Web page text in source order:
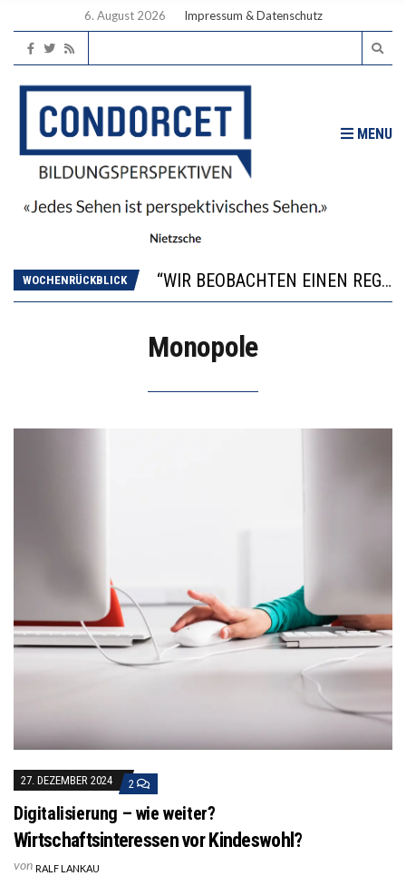
6. August 2026 Impressum & Datenschutz
MENU
WOCHENRÜCKBLICK
“WIR BEOBACHTEN EINEN REGELRECHTEN STURZFLUG BEI DEN LERNLEISTUNGEN”
DIE VERSTÄRKTE HARMONISIERUNG IM SCHULWESEN VERRINGERT DAS INNOVATIONSPOTENZIAL
Monopole
27. DEZEMBER 2024 2
Digitalisierung – wie weiter?
Wirtschaftsinteressen vor Kindeswohl?
von RALF LANKAU